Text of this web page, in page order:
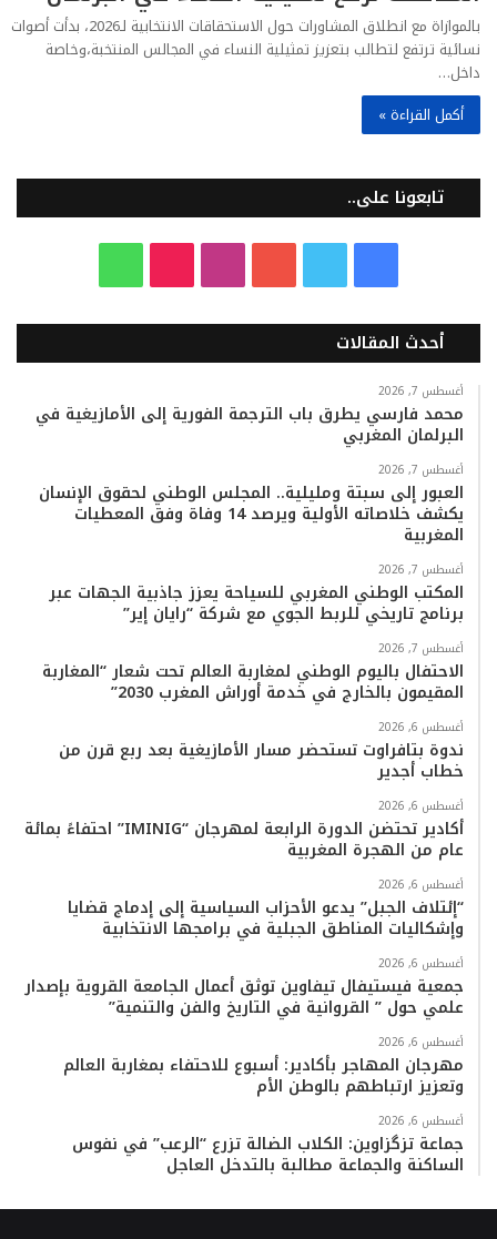
بالموازاة مع انطلاق المشاورات حول الاستحقاقات الانتخابية لـ2026، بدأت أصوات
نسائية ترتفع لتطالب بتعزيز تمثيلية النساء في المجالس المنتخبة،وخاصة
داخل…
أكمل القراءة »
تابعونا على..
س
و
ك
ي
ت
ب
س
ت
ا
k
T
k
ت
س
ب
أحدث المقالات
أغسطس 7, 2026
محمد فارسي يطرق باب الترجمة الفورية إلى الأمازيغية في
البرلمان المغربي
أغسطس 7, 2026
العبور إلى سبتة ومليلية.. المجلس الوطني لحقوق الإنسان
يكشف خلاصاته الأولية ويرصد 14 وفاة وفق المعطيات
المغربية
أغسطس 7, 2026
المكتب الوطني المغربي للسياحة يعزز جاذبية الجهات عبر
برنامج تاريخي للربط الجوي مع شركة “رايان إير”
أغسطس 7, 2026
الاحتفال باليوم الوطني لمغاربة العالم تحت شعار “المغاربة
المقيمون بالخارج في خدمة أوراش المغرب 2030”
أغسطس 6, 2026
ندوة بتافراوت تستحضر مسار الأمازيغية بعد ربع قرن من
خطاب أجدير
أغسطس 6, 2026
أكادير تحتضن الدورة الرابعة لمهرجان “IMINIG” احتفاءً بمائة
عام من الهجرة المغربية
أغسطس 6, 2026
“إئتلاف الجبل” يدعو الأحزاب السياسية إلى إدماج قضايا
وإشكاليات المناطق الجبلية في برامجها الانتخابية
أغسطس 6, 2026
جمعية فيستيفال تيفاوين توثق أعمال الجامعة القروية بإصدار
علمي حول ” القروانية في التاريخ والفن والتنمية”
أغسطس 6, 2026
مهرجان المهاجر بأكادير: أسبوع للاحتفاء بمغاربة العالم
وتعزيز ارتباطهم بالوطن الأم
أغسطس 6, 2026
جماعة تزگزاوين: الكلاب الضالة تزرع “الرعب” في نفوس
الساكنة والجماعة مطالبة بالتدخل العاجل